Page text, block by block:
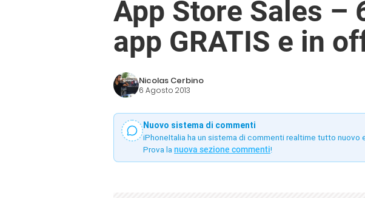
App Store Sales –
app GRATIS e in
Nicolas Cerbino
6 Agosto 2013
Nuovo sistema di commenti
iPhoneItalia ha un sistema di commenti realtime tutto
Prova la nuova sezione commenti!